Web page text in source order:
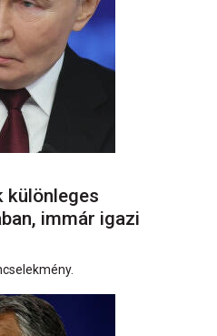
különleges
immár igazi